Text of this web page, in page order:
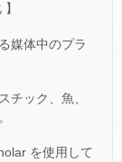
媒体中のプラ
チック、魚、
を使用して